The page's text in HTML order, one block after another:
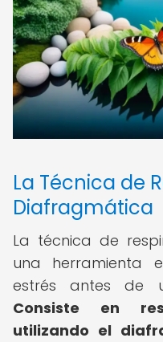
La Técnica de
Diafragmática
La técnica de
una herramienta
estrés antes de
Consiste en
utilizando el